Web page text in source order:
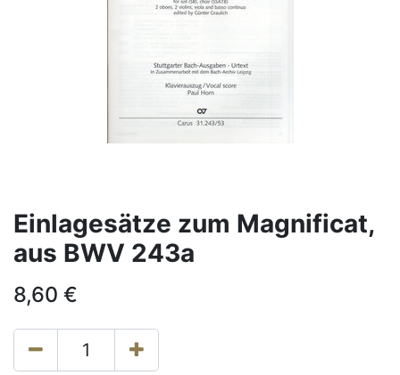
Einlagesätze zum Magnificat,
aus BWV 243a
8,60 €